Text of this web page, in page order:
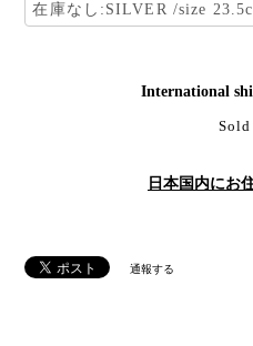
International
日本国内にお
通報する